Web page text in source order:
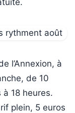
l’Annexion, à
de 10
18 heures.
plein, 5 euros